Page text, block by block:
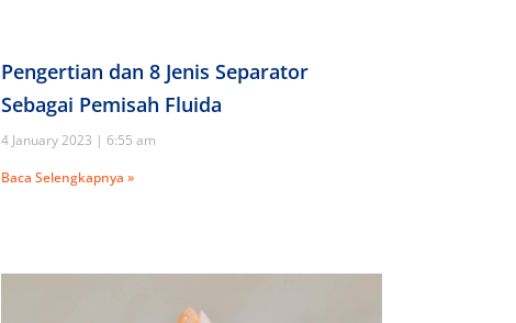
Pengertian dan 8 Jenis Separator
Sebagai Pemisah Fluida
4 January 2023
6:55 am
Baca Selengkapnya »